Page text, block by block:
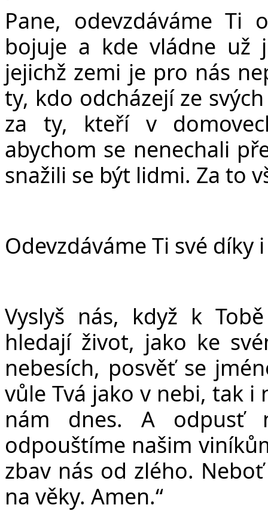
Pane, odevzdáváme Ti
bojuje a kde vládne už
jejichž zemi je pro nás
ty, kdo odcházejí ze
za ty, kteří v
abychom se nenechali
snažili se být lidmi. Za to
Odevzdáváme Ti své
Vyslyš nás, když k
hledají život, jako ke
nebesích, posvěť se
vůle Tvá jako v nebi, tak i
nám dnes. A odpusť
odpouštíme našim
zbav nás od zlého.
na věky. Amen.“